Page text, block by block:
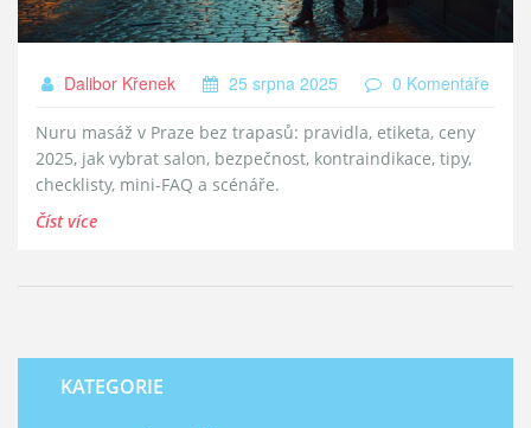
Dalibor Křenek 25 srpna 2025 0 Komentáře
Nuru masáž v Praze bez trapasů: pravidla, etiketa, ceny
2025, jak vybrat salon, bezpečnost, kontraindikace, tipy,
checklisty, mini-FAQ a scénáře.
Číst více
KATEGORIE